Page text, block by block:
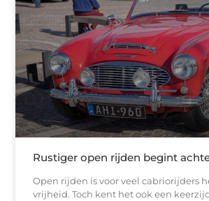
Rustiger open rijden begint
Open rijden is voor veel cabriorijders
vrijheid. Toch kent het ook een